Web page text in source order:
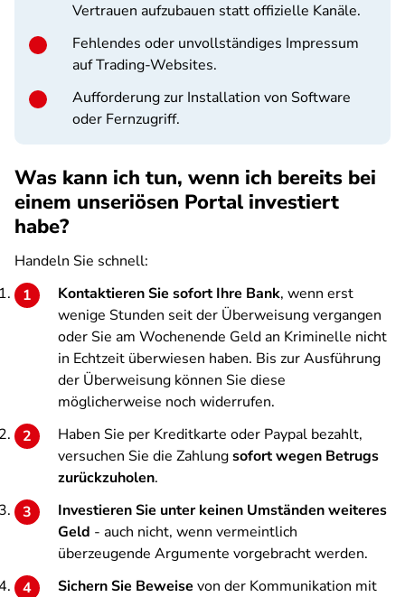
Vertrauen aufzubauen statt offizielle Kanäle.
Fehlendes oder unvollständiges Impressum
auf Trading-Websites.
Aufforderung zur Installation von Software
oder Fernzugriff.
Was kann ich tun, wenn ich bereits bei
einem unseriösen Portal investiert
habe?
Handeln Sie schnell:
Kontaktieren Sie sofort Ihre Bank, wenn erst
wenige Stunden seit der Überweisung vergangen
oder Sie am Wochenende Geld an Kriminelle nicht
in Echtzeit überwiesen haben. Bis zur Ausführung
der Überweisung können Sie diese
möglicherweise noch widerrufen.
Haben Sie per Kreditkarte oder Paypal bezahlt,
versuchen Sie die Zahlungsofort wegen Betrugs
zurückzuholen.
Investieren Sie unter keinen Umständen weiteres
Geld - auch nicht, wenn vermeintlich
überzeugende Argumente vorgebracht werden.
Sichern Sie Beweise von der Kommunikation mit